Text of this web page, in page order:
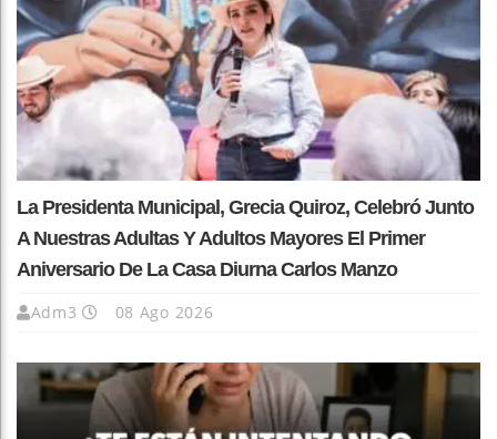
La Presidenta Municipal, Grecia Quiroz, Celebró Junto
A Nuestras Adultas Y Adultos Mayores El Primer
Aniversario De La Casa Diurna Carlos Manzo
Adm3 08 Ago 2026